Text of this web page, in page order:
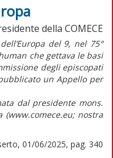
della COMECE
del 9, nel 75°
che gettava le basi
degli episcopati
un Appello per
dal presidente mons.
(www.comece.eu; nostra
01/06/2025, pag. 340